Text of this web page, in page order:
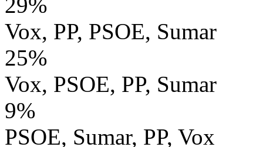
Vox, PP, PSOE, Sumar
25%
Vox, PSOE, PP, Sumar
9%
PSOE, Sumar, PP, Vox